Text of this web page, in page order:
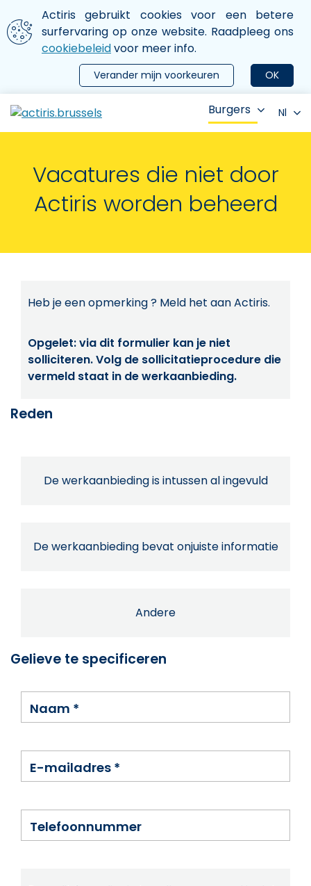
Aller au contenu principal
We gebruiken cookies
Actiris gebruikt cookies voor een betere
surfervaring op onze website. Raadpleeg ons
cookiebeleidvoor meer info.
OK
Verander mijn voorkeuren
le menu
Burgers Nl
Vacatures die niet door
Actiris worden beheerd
Heb je een opmerking ? Meld het aan Actiris.
Opgelet: via dit formulier kan je niet
solliciteren. Volg de sollicitatieprocedure die
vermeld staat in de werkaanbieding.
Reden
De werkaanbieding is intussen al ingevuld
De werkaanbieding bevat onjuiste informatie
Andere
Gelieve te specificeren
Naam *
E-mailadres *
Telefoonnummer